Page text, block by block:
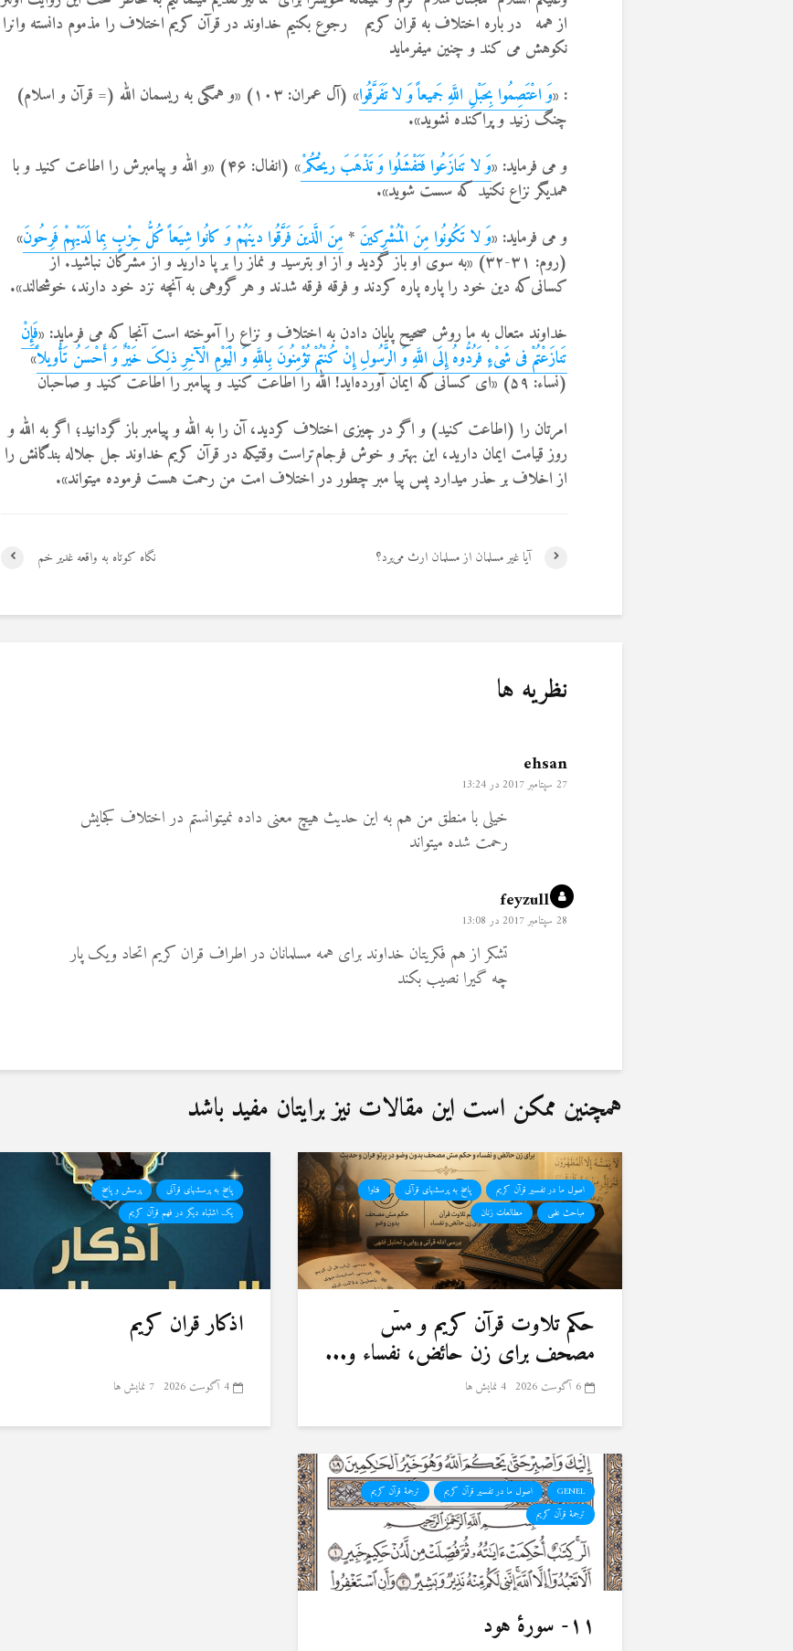
از همه در باره اختلاف به قران کریم رجوع بکنیم خداوند در قرآن کریم اختلاف را مذموم دانسته وانرا
نکوهش می کند و چنین میفرماید
: «وَ اعْتَصِمُوا بِحَبْلِ اللَّهِ جَمیعاً وَ لا تَفَرَّقُوا
» (آل عمران: ۱۰۳) «و همگی به ریسمان الله (= قرآن و اسلام)
چنگ زنید و پراکنده نشوید».
و می فرماید: «وَ لا تَنازَعُوا فَتَفْشَلُوا وَ تَذْهَبَ ریحُکُمْ
» (انفال: ۴۶) «و الله و پیامبرش را اطاعت کنید و با
همدیگر نزاع نکنید که سست شوید».
و می فرماید: «وَ لا تَکُونُوا مِنَ الْمُشْرِکینَ*مِنَ الَّذینَ فَرَّقُوا دینَهُمْ وَ کانُوا شِیَعاً کُلُّ حِزْبٍ بِما لَدَیْهِمْ فَرِحُونَ»
(روم: ۳۱-۳۲) «به سوی او باز گردید و از او بترسید و نماز را بر پا دارید و از مشرکان نباشید. از
کسانی‌که دین خود را پاره پاره کردند و فرقه فرقه شدند و هر گروهی به آنچه نزد خود دارند، خوشحالند».
خداوند متعال به ما روش صحیح پایان دادن به اختلاف و نزاع را آموخته است آنجا که می فرماید: «فَإِنْ
تَنازَعْتُمْ فی‏ شَیْ‏ءٍ فَرُدُّوهُ إِلَی اللَّهِ وَ الرَّسُولِ إِنْ کُنْتُمْ تُؤْمِنُونَ بِاللَّهِ وَ الْیَوْمِ الْآخِرِ ذلِکَ خَیْرٌ وَ أَحْسَنُ تَأْویلاً»
(نساء: ۵۹) «ای کسانی‌که ایمان آورده‌اید! الله را اطاعت کنید و پیامبر را اطاعت کنید و صاحبان
امرتان را (اطاعت کنید) و اگر در چیزی اختلاف کردید، آن را به الله و پیامبر باز گردانید؛ اگر به الله و
روز قیامت ایمان دارید، این بهتر و خوش فرجام‌تراست وقتیکه در قرآن کریم خداوند جل جلاله بندگانش را
از اخلاف بر حذر میدارد پس پیا مبر چطور در اختلاف امت من رحمت هست فرموده میتواند».
نگاه کوتاه به واقعه غدیر خم آیا غیر مسلمان از مسلمان ارث می‌برد؟
نظریه ها
ehsan
27 سپتامبر 2017 در 13:24
خیلی با منطق من هم به این حدیث هیچ معنی داده نمیتوانستم در اختلاف کجایش
رحمت شده میتواند
feyzullah
28 سپتامبر 2017 در 13:08
تشکر از هم فکریتان خداوند برای همه مسلمانان در اطراف قران کریم اتحاد ویک پار
چه گیرا نصیب بکند
همچنین ممکن است این مقالات نیز برایتان مفید باشد
اصول ما در تفسیر قرآن کریم پاسخ به پرسشهای قرآنی
فتاوا
مباحث علمی
مطالعات زنان
حكم تلاوت قرآن كريم و مسّ
مصحف برای زن حائض، نفساء و...
6 آگوست 2026 4 نمایش ها
پاسخ به پرسشهای قرآنی
پرسش و پاسخ
یک اشتباه دیگر در فهم قرآن کریم
اذکار قران کریم
4 آگوست 2026 7 نمایش ها
GENEL اصول ما در تفسیر قرآن کریم
ترجمهٔ قرآن کریم
ترجمۀ قرآن کریم
۱۱- سورهٔ هود